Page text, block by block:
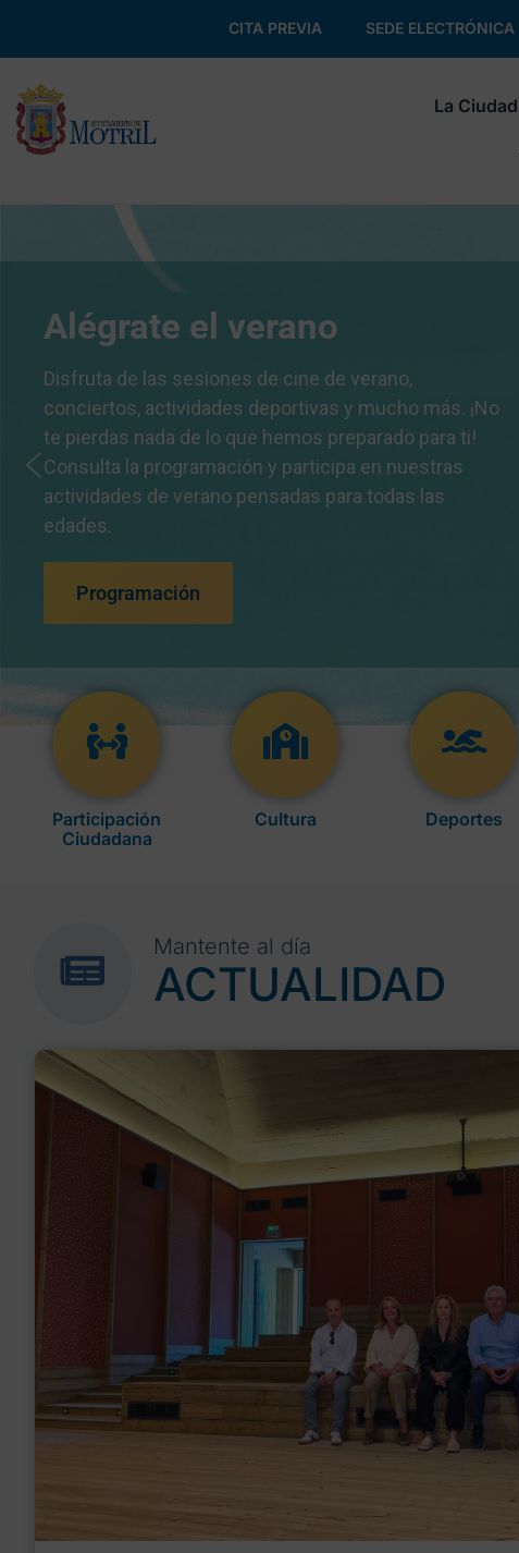
CITA PREVIA SEDE ELECTRÓNICA
La Ciudad
Alégrate el verano
Disfruta de las sesiones de cine de verano,
conciertos, actividades deportivas y mucho más. ¡No
te pierdas nada de lo que hemos preparado para ti!
Consulta la programación y participa en nuestras
actividades de verano pensadas para todas las
edades.
Programación
Participación
Ciudadana
Cultura Deportes
Mantente al día
ACTUALIDAD